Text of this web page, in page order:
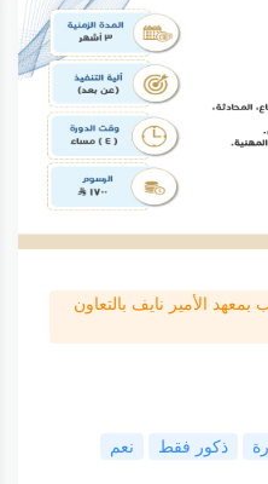
بمعهد الأمير نايف بالتعاون
ذكور فقط نعم